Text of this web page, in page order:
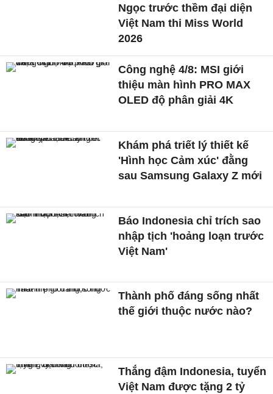
Ngọc trước thềm đại diện
Việt Nam thi Miss World
2026
Công nghệ 4/8: MSI giới
thiệu màn hình PRO MAX
OLED độ phân giải 4K
Khám phá triết lý thiết kế
'Hình học Cảm xúc' đằng
sau Samsung Galaxy Z mới
Báo Indonesia chỉ trích sao
nhập tịch 'hoảng loạn trước
Việt Nam'
Thành phố đáng sống nhất
thế giới thuộc nước nào?
Thắng đậm Indonesia, tuyển
Việt Nam được tặng 2 tỷ